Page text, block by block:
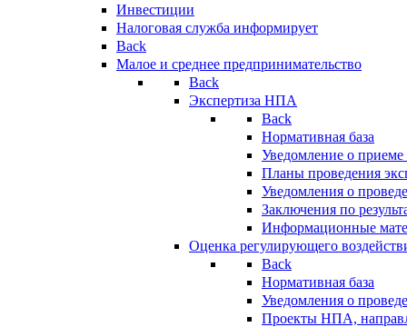
Инвестиции
Налоговая служба информирует
Back
Малое и среднее предпринимательство
Back
Экспертиза НПА
Back
Нормативная база
Уведомление о
Планы проведения
Уведомления о
Заключения по
Информационные
Оценка регулирующего
Back
Нормативная база
Уведомления о
Проекты НПА,